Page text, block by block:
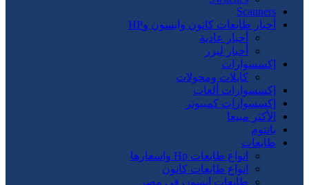
Scanners
أحبار طابعات كانون وابسون وHP
أحبار عادية
أحبار ليزر
إكسسوارات
كابلات ومحولات
إكسسوارات ألعاب
إكسسوارات كمبيوتر
الأكثر مبيعا
بانتوم
طابعات
انواع طابعات Hp واسعارها
انواع طابعات كانون
طابعات ابسون في مصر